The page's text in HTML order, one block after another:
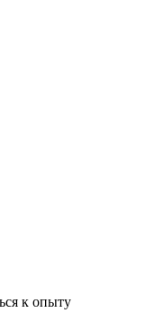
к опыту